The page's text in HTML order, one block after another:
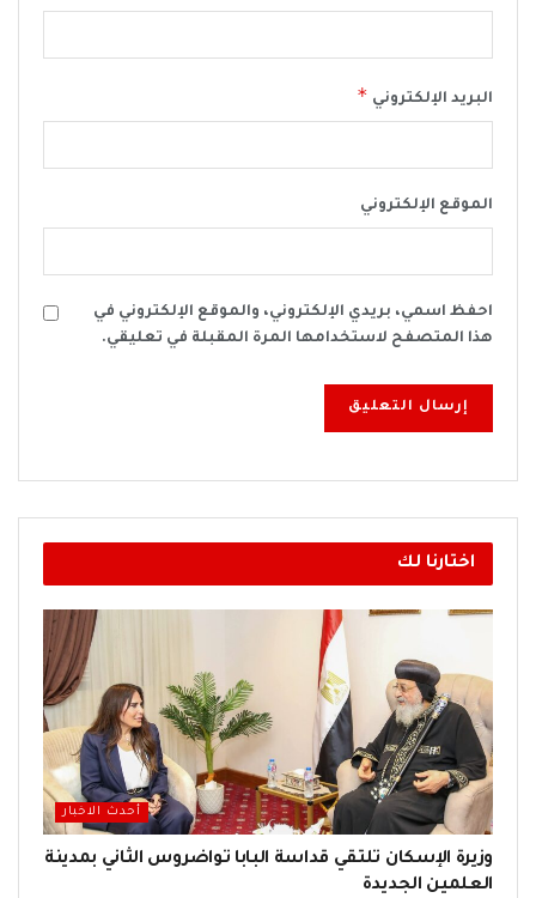
البريد الإلكتروني *
الموقع الإلكتروني
احفظ اسمي، بريدي الإلكتروني، والموقع الإلكتروني في
هذا المتصفح لاستخدامها المرة المقبلة في تعليقي.
اختارنا لك
أحدث الاخبار
وزيرة الإسكان تلتقي قداسة البابا تواضروس الثاني بمدينة
العلمين الجديدة